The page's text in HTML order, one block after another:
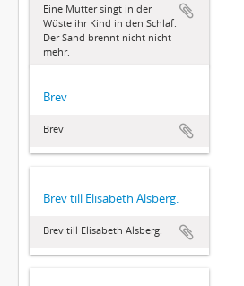
Eine Mutter singt in der
Wüste ihr Kind in den Schlaf.
Der Sand brennt nicht nicht
mehr.
Brev
Brev
Brev till Elisabeth Alsberg.
Brev till Elisabeth Alsberg.